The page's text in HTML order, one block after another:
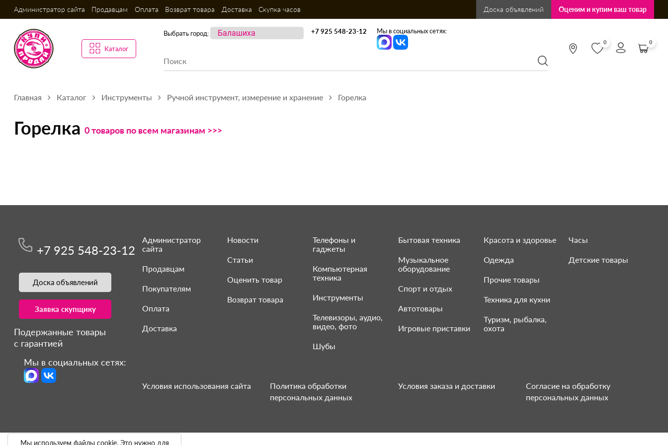
Администратор сайта Продавцам Оплата Возврат товара Доставка Скупка часов Доска объявлений Оценим и купим ваш товар
Каталог
Выбрать город: +7 925 548-23-12 Мы в социальных сетях:
0 0
Главная Каталог Инструменты Ручной инструмент, измерение и хранение Горелка
Горелка 0 товаров по всем магазинам >>>
Мы используем файлы cookie. Это нужно для
+7 925 548-23-12
Доска объявлений
Заявка скупщику
Подержанные товары
с гарантией
Мы в социальных сетях:
Администратор
сайта
Продавцам
Покупателям
Оплата
Доставка
Новости
Статьи
Оценить товар
Возврат товара
Телефоны и
гаджеты
Компьютерная
техника
Инструменты
Телевизоры, аудио,
видео, фото
Шубы
Бытовая техника
Музыкальное
оборудование
Спорт и отдых
Автотовары
Игровые приставки
Красота и здоровье
Одежда
Прочие товары
Техника для кухни
Туризм, рыбалка,
охота
Часы
Детские товары
Условия использования сайта
Политика обработки
персональных данных
Условия заказа и доставки
Согласие на обработку
персональных данных